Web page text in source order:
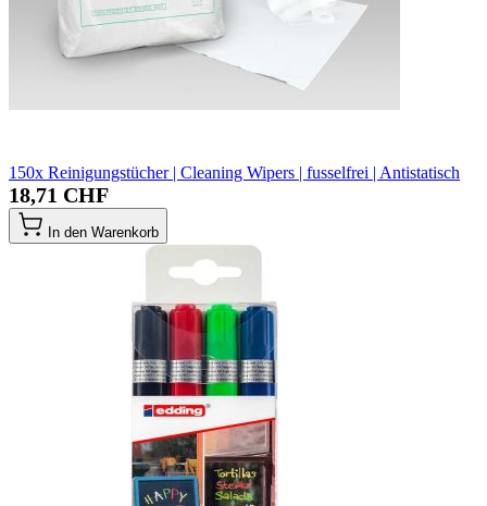
150x Reinigungstücher | Cleaning Wipers | fusselfrei | Antistatisch
18,71 CHF
In den Warenkorb